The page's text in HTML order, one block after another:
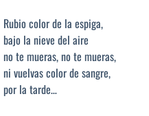
Rubio color de la espiga,
bajo la nieve del aire
no te mueras, no te mueras,
ni vuelvas color de sangre,
por la tarde…